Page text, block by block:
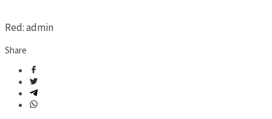
Red: admin
Share